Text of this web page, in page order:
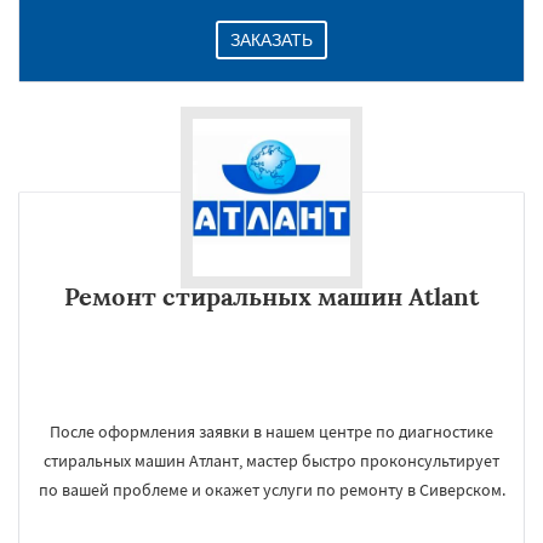
ЗАКАЗАТЬ
Ремонт стиральных машин Atlant
После оформления заявки в нашем центре по диагностике
стиральных машин Атлант, мастер быстро проконсультирует
по вашей проблеме и окажет услуги по ремонту в Сиверском.